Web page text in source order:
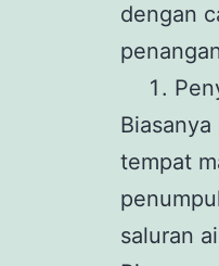
dengan
tempat
saluran